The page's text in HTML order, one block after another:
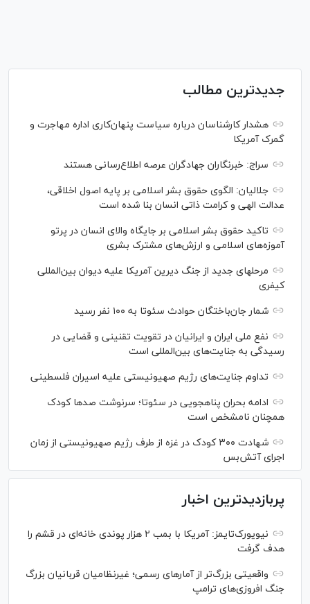
جدیدترین مطالب
هشدار کارشناسان درباره سیاست پنهان‌کاری اداره مهاجرت و
گمرک آمریکا
سراج: خبرنگاران جهادگران عرصه اطلاع‌رسانی هستند
جلالیان: الگوی حقوق بشر اسلامی بر پایه اصول اخلاقی،
عدالت الهی و کرامت ذاتی انسان بنا شده است
تاکید حقوق بشر اسلامی بر جایگاه والای انسان در پرتو
آموزه‌های اسلامی و ارزش‌های مشترک بشری
مرحله‎ای جدید از جنگ دیرین آمریکا علیه دیوان بین‌المللی
کیفری
شمار جان‌باختگان حوادث سئوتا به ۱۰۰ نفر رسید
نفع ملی ایران و ایرانیان در تقویت تقنینی و قضایی در
رسیدگی به جنایت‌های بین‌المللی است
تداوم جنایت‌های رژیم صهیونیستی علیه اسیران فلسطینی
ادامه بحران پناهجویی در سئوتا؛ سرنوشت صدها کودک
همچنان نامشخص است
شهادت ۳۰۰ کودک در غزه از طرف رژیم صهیونیستی از زمان
اجرای آتش‌بس
پربازدیدترین اخبار
نیویورک‌تایمز: آمریکا با بمب ۲ هزار پوندی خانه‌ای در قشم را
هدف گرفت
واقعیتی بزرگ‌تر از آمار‌های رسمی؛ غیرنظامیان قربانیان بزرگ
جنگ افروزی‌های ترامپ